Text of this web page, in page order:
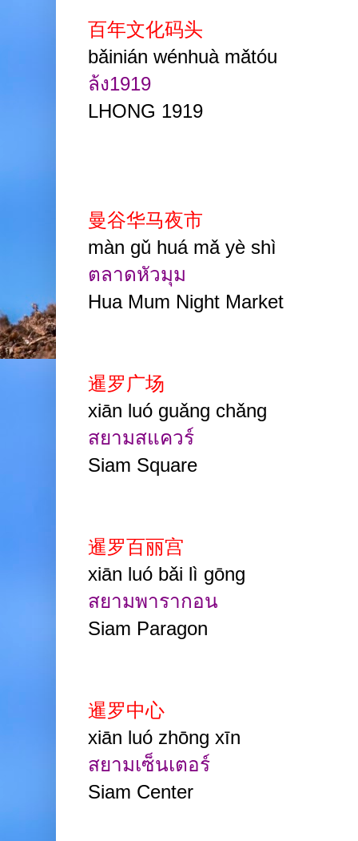
百年文化码头
bǎinián wénhuà mǎtóu
ล้ง1919
LHONG 1919
曼谷华马夜市
màn gǔ huá mǎ yè shì
ตลาดหัวมุม
Hua Mum Night Market
暹罗广场
xiān luó guǎng chǎng
สยามสแควร์
Siam Square
暹罗百丽宫
xiān luó bǎi lì gōng
สยามพารากอน
Siam Paragon
暹罗中心
xiān luó zhōng xīn
สยามเซ็นเตอร์
Siam Center